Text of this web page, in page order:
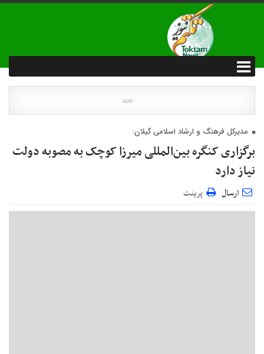
مدیرکل فرهنگ و ارشاد اسلامی گیلان:
برگزاری کنگره بین‌المللی میرزا کوچک به مصوبه دولت
نیاز دارد
ارسال پرینت